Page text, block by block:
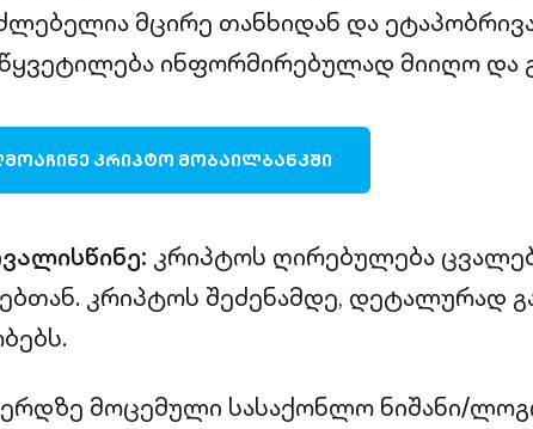
მცირე თანხიდან და
ინფორმირებულად მიიღო და
ᲙᲠᲘᲞᲢᲝ ᲛᲝᲑᲐᲘᲚᲑᲐᲜᲙᲨᲘ
კრიპტოს ღირებულება
კრიპტოს შეძენამდე, დეტალურად
მოცემული სასაქონლო ნიშანი/